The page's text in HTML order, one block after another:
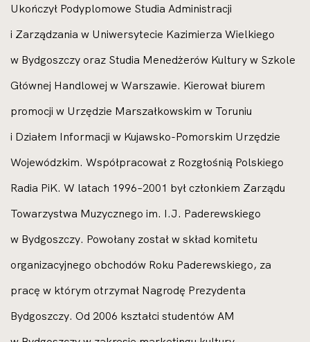
Ukończył Podyplomowe Studia Administracji
i Zarządzania w Uniwersytecie Kazimierza Wielkiego
w Bydgoszczy oraz Studia Menedżerów Kultury w Szkole
Głównej Handlowej w Warszawie. Kierował biurem
promocji w Urzędzie Marszałkowskim w Toruniu
i Działem Informacji w Kujawsko-Pomorskim Urzędzie
Wojewódzkim. Współpracował z Rozgłośnią Polskiego
Radia PiK. W latach 1996–2001 był członkiem Zarządu
Towarzystwa Muzycznego im. I.J. Paderewskiego
w Bydgoszczy. Powołany został w skład komitetu
organizacyjnego obchodów Roku Paderewskiego, za
pracę w którym otrzymał Nagrodę Prezydenta
Bydgoszczy. Od 2006 kształci studentów AM